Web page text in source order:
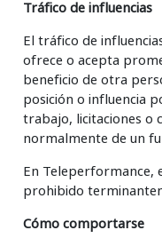
Tráfico de influencias
El tráfico de
ofrece o acepta
beneficio de otra
posición o influencia
trabajo, licitaciones o
normalmente de un
En Teleperformance,
prohibido
Cómo comportarse